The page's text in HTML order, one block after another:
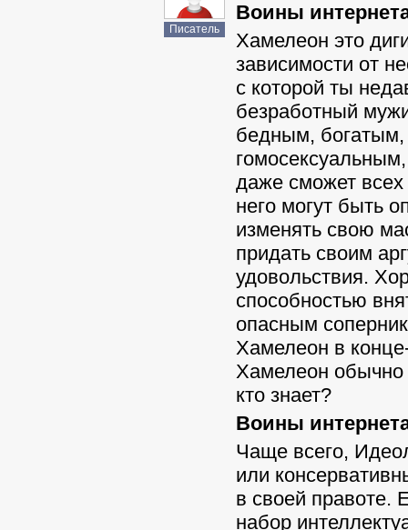
Писатель
Воины
Хамелеон это
зависимости от
с которой ты
безработный
бедным,
даже сможет
него могут быть
изменять свою
придать своим
удовольствия.
способностью
опасным
Хамелеон в
Хамелеон обычно
кто знает?
Воины
Чаще всего,
или
в своей правоте.
набор